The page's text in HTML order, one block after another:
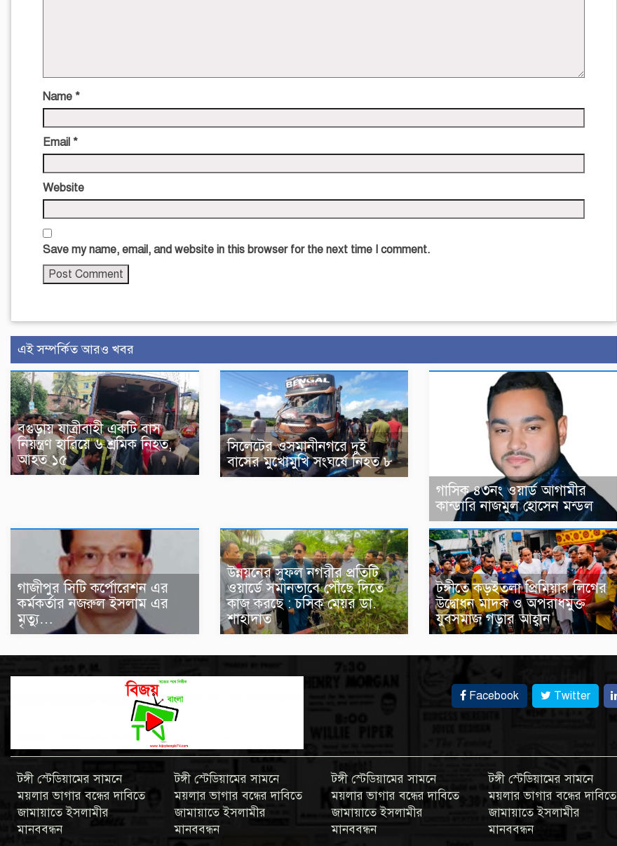
Name *
Email *
Website
Save my name, email, and website in this browser for the next time I comment.
এই সম্পর্কিত আরও খবর
বগুড়ায় যাত্রীবাহী একটি বাস
নিয়ন্ত্রণ হারিয়ে ৬ শ্রমিক নিহত,
আহত ১৫
সিলেটের ওসমানীনগরে দুই
বাসের মুখোমুখি সংঘর্ষে নিহত ৮
গাসিক ৪৩নং ওয়ার্ড আগামীর
কান্ডারি নাজমুল হোসেন মন্ডল
গাজীপুর সিটি কর্পোরেশন এর
কর্মকর্তার নজরুল ইসলাম এর
মৃত্যু…
উন্নয়নের সুফল নগরীর প্রতিটি
ওয়ার্ডে সমানভাবে পৌঁছে দিতে
কাজ করছে : চসিক মেয়র ডা.
শাহাদাত
টঙ্গীতে কড়ইতলা প্রিমিয়ার লিগের
উদ্বোধন মাদক ও অপরাধমুক্ত
যুবসমাজ গড়ার আহ্বান
Facebook Twitter
টঙ্গী স্টেডিয়ামের সামনে
ময়লার ভাগার বন্ধের দাবিতে
জামায়াতে ইসলামীর
মানববন্ধন
টঙ্গী স্টেডিয়ামের সামনে
ময়লার ভাগার বন্ধের দাবিতে
জামায়াতে ইসলামীর
মানববন্ধন
টঙ্গী স্টেডিয়ামের সামনে
ময়লার ভাগার বন্ধের দাবিতে
জামায়াতে ইসলামীর
মানববন্ধন
টঙ্গী স্টেডিয়ামের সামনে
ময়লার ভাগার বন্ধের দাবিতে
জামায়াতে ইসলামীর
মানববন্ধন